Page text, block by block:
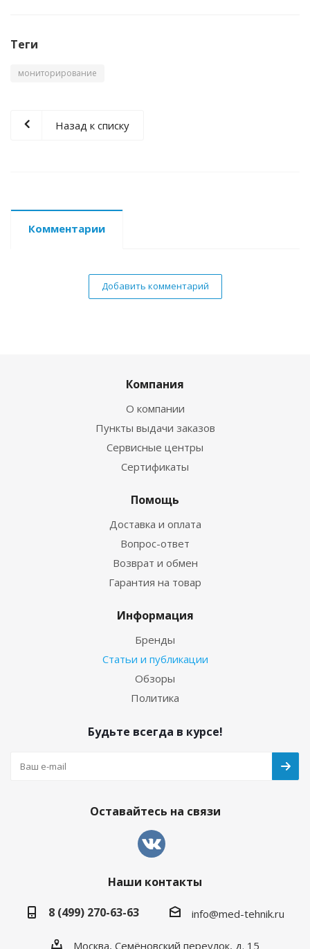
Теги
мониторирование
Назад к списку
Комментарии
Добавить комментарий
Компания
О компании
Пункты выдачи заказов
Сервисные центры
Сертификаты
Помощь
Доставка и оплата
Вопрос-ответ
Возврат и обмен
Гарантия на товар
Информация
Бренды
Статьи и публикации
Обзоры
Политика
Будьте всегда в курсе!
Оставайтесь на связи
Наши контакты
8 (499) 270-63-63
info@med-tehnik.ru
Москва, Семёновский переулок, д. 15